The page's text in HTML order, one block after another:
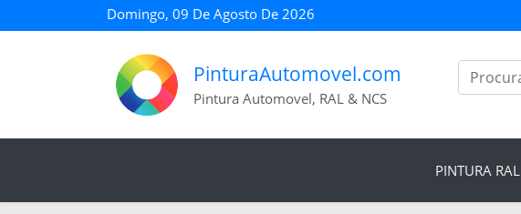
Domingo, 09 De Agosto De 2026
PinturaAutomovel.com
Pintura Automovel, RAL & NCS
PINTURA RAL